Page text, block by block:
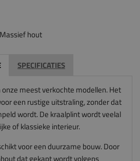
Massief hout
SPECIFICATIES
meest verkochte modellen. Het
een rustige uitstraling, zonder dat
wordt. De kraalplint wordt veelal
of klassieke interieur.
voor een duurzame bouw. Door